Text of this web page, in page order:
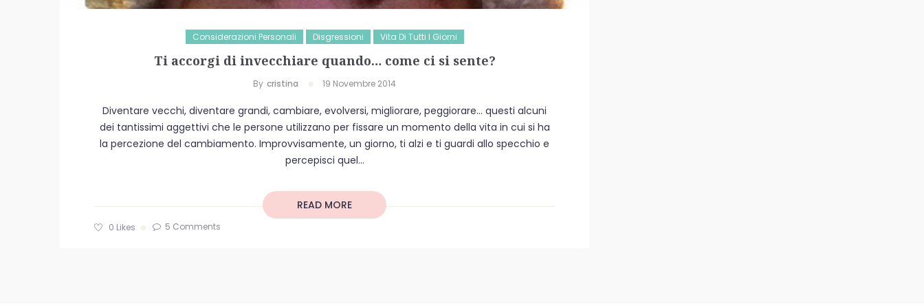
Considerazioni Personali Disgressioni Vita Di Tutti I Giorni
Ti accorgi di invecchiare quando… come ci si sente?
By Cristina 19 Novembre 2014
Diventare vecchi, diventare grandi, cambiare, evolversi, migliorare, peggiorare… questi alcuni
dei tantissimi aggettivi che le persone utilizzano per fissare un momento della vita in cui si ha
la percezione del cambiamento. Improvvisamente, un giorno, ti alzi e ti guardi allo specchio e
percepisci quel...
READ MORE
0 Likes 5 Comments